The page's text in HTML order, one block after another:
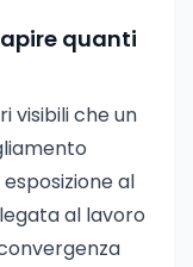
quanti
visibili che un
al
al lavoro